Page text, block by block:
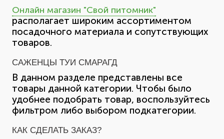
Онлайн магазин "Свой питомник"
располагает широким ассортиментом
посадочного материала и сопутствующих
товаров.
САЖЕНЦЫ ТУИ СМАРАГД
В данном разделе представлены все
товары данной категории. Чтобы было
удобнее подобрать товар, воспользуйтесь
фильтром либо выбором подкатегории.
КАК СДЕЛАТЬ ЗАКАЗ?